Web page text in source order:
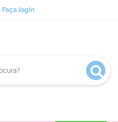
Faça login